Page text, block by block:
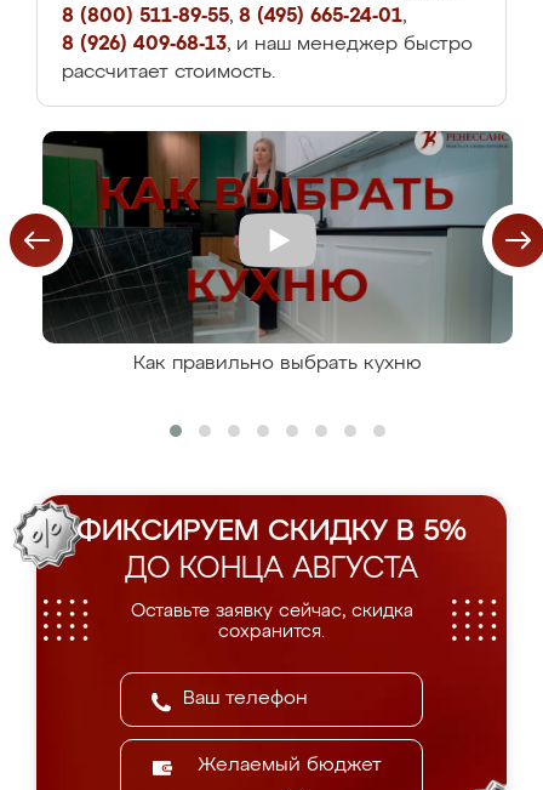
8 (800) 511-89-55, 8 (495) 665-24-01,
8 (926) 409-68-13, и наш менеджер быстро
рассчитает стоимость.
Как правильно выбрать кухню
ФИКСИРУЕМ СКИДКУ В 5%
ДО КОНЦА АВГУСТА
Оставьте заявку сейчас, скидка
сохранится.
Желаемый бюджет